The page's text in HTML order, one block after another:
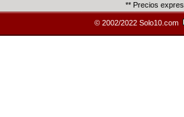
** Precios
© 2002/2022 Solo10.com